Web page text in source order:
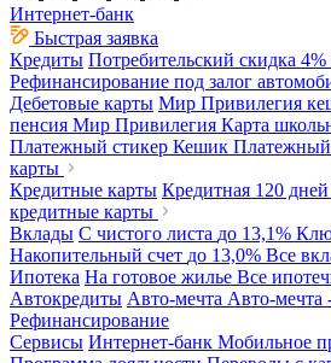
Интернет-банк
Быстрая заявка
Кредиты Потребительский скидка 4%
Рефинансирование под залог
Дебетовые карты Мир Привилегия
пенсия Мир Привилегия Карта
Платежный стикер Кешик Платежный
карты
Кредитные карты Кредитная 120 дней
кредитные карты
Вклады С чистого листа до 13,1%
Накопительный счет до 13,0% Все
Ипотека На готовое жилье Все
Автокредиты Авто-мечта Авто-мечта
Рефинансирование
Сервисы Интернет-банк Мобильное